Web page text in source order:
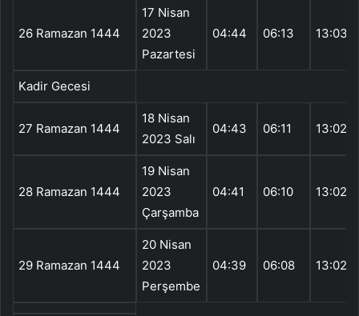
26 Ramazan 1444
17 Nisan
2023
Pazartesi
04:44 06:13 13:03
Kadir Gecesi
27 Ramazan 1444
18 Nisan
2023 Salı
04:43 06:11 13:02
28 Ramazan 1444
19 Nisan
2023
Çarşamba
04:41 06:10 13:02
29 Ramazan 1444
20 Nisan
2023
Perşembe
04:39 06:08 13:02